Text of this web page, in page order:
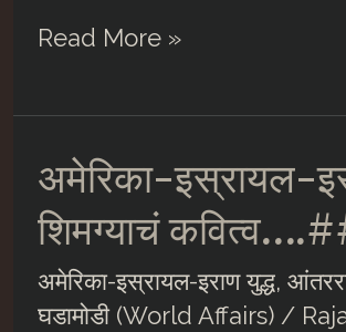
अमेरिका-
इराण
शिमग्याचं
कवित्व….##6
Read More »
अमेरिका-इस्रायल-
शिमग्याचं
अमेरिका-इस्रायल-इराण युद्ध,
घडामोडी (World Affairs)/